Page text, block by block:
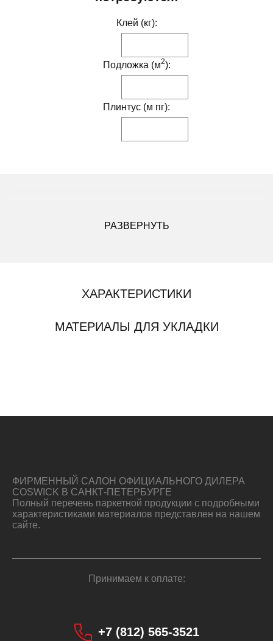
Клей (кг):
Подложка (м2):
Плинтус (м пг):
РАЗВЕРНУТЬ
ХАРАКТЕРИСТИКИ
МАТЕРИАЛЫ ДЛЯ УКЛАДКИ
ФИРМЕННЫЙ САЛОН ОФИЦИАЛЬНОГО ДИЛЕРА
COSWICK В САНКТ-ПЕТЕРБУРГЕ
Полный перечень паркетной продукции с подробными
характеристиками материалов представлен на нашем
сайте.
Принимаем к оплате:
+7 (812) 565-3521